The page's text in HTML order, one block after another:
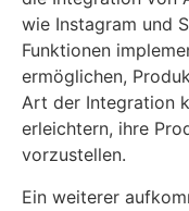
wie Instagram und
Funktionen
ermöglichen,
Art der Integration
erleichtern, ihre
vorzustellen.
Ein weiterer